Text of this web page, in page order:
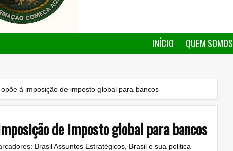
INÍCIO QUEM SOMOS
à imposição de imposto global para bancos
de imposto global para bancos
Brasil Assuntos Estratégicos Brasil e sua politica